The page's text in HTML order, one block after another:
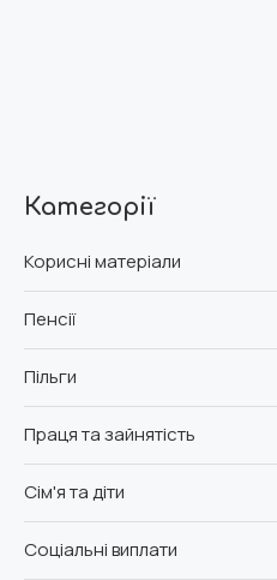
Категорії
Корисні матеріали
Пенсії
Пільги
Праця та зайнятість
Сім'я та діти
Соціальні виплати